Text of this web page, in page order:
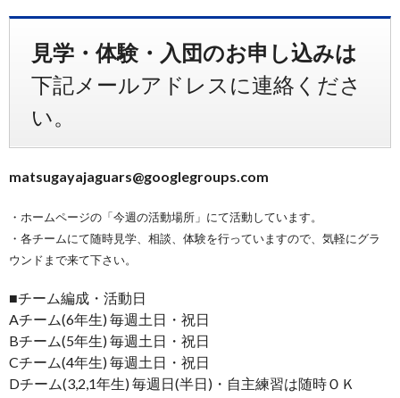
見学・体験・入団のお申し込みは
下記メールアドレスに連絡くださ
い。
matsugayajaguars@googlegroups.com
・ホームページの「今週の活動場所」にて活動しています。
・各チームにて随時見学、相談、体験を行っていますので、気軽にグラ
ウンドまで来て下さい。
■チーム編成・活動日
Aチーム(6年生) 毎週土日・祝日
Bチーム(5年生) 毎週土日・祝日
Cチーム(4年生) 毎週土日・祝日
Dチーム(3,2,1年生) 毎週日(半日)・自主練習は随時ＯＫ